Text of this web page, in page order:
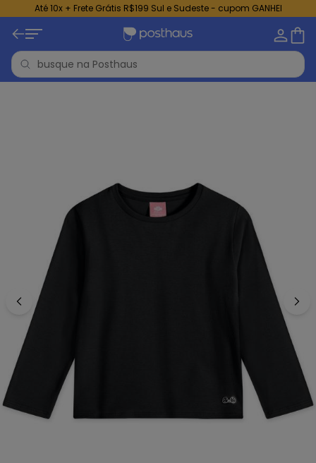
Até 10x + Frete Grátis R$199 Sul e Sudeste - cupom GANHEI